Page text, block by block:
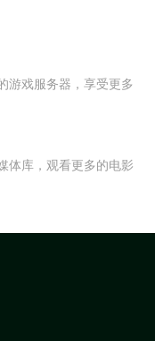
游戏服务器，享受更多
体库，观看更多的电影